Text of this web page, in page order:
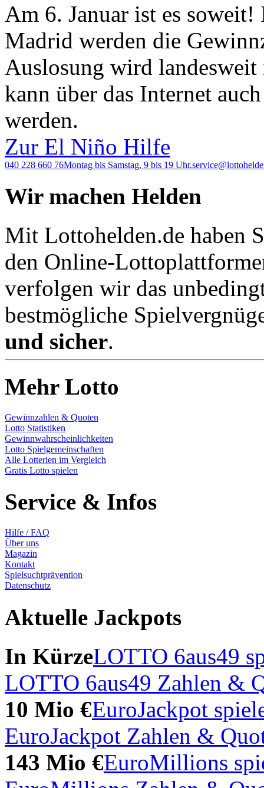
Am 6. Januar ist es soweit!
Madrid werden die
Auslosung wird landesweit
kann über das Internet
werden.
Zur El Niño Hilfe
040 228 660 76Montag bis Samstag, 9 bis 19 Uhr.
Wir machen Helden
Mit Lottohelden.de haben
den Online-
verfolgen wir das
bestmögliche
und sicher.
Mehr Lotto
Gewinnzahlen & Quoten
Lotto Statistiken
Gewinnwahrscheinlichkeiten
Lotto Spielgemeinschaften
Alle Lotterien im Vergleich
Gratis Lotto spielen
Service & Infos
Hilfe / FAQ
Über uns
Magazin
Kontakt
Spielsuchtprävention
Datenschutz
Aktuelle Jackpots
In KürzeLOTTO 6aus49
LOTTO 6aus49 Zahlen &
10 Mio €EuroJackpot
EuroJackpot Zahlen &
143 Mio €EuroMillions